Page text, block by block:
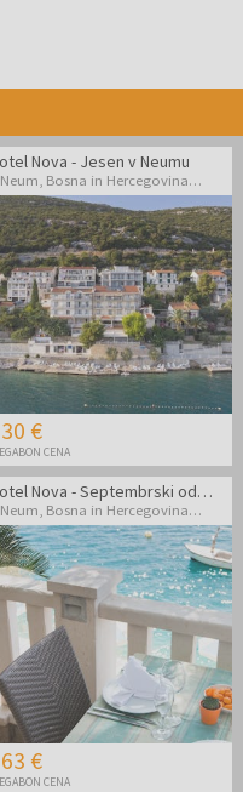
Nova - Jesen v Neumu
Neum, Bosna in Hercegovina
€
CENA
Hotel Nova - Septembrski oddih v Neumu
Neum, Bosna in Hercegovina
€
CENA